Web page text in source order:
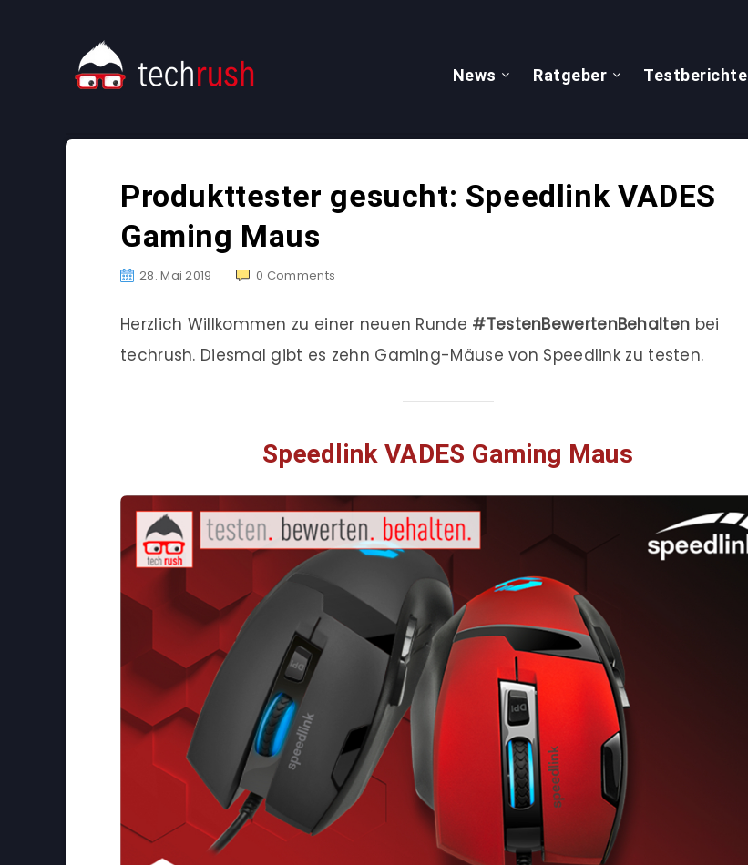
News Ratgeber Testberichte
Produkttester gesucht: Speedlink VADES
Gaming Maus
28. Mai 2019 0 Comments
Herzlich Willkommen zu einer neuen Runde #TestenBewertenBehalten bei
techrush. Diesmal gibt es zehn Gaming-Mäuse von Speedlink zu testen.
Speedlink VADES Gaming Maus